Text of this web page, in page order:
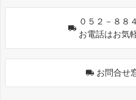
０５２－８８
お電話はお気
お問合せ